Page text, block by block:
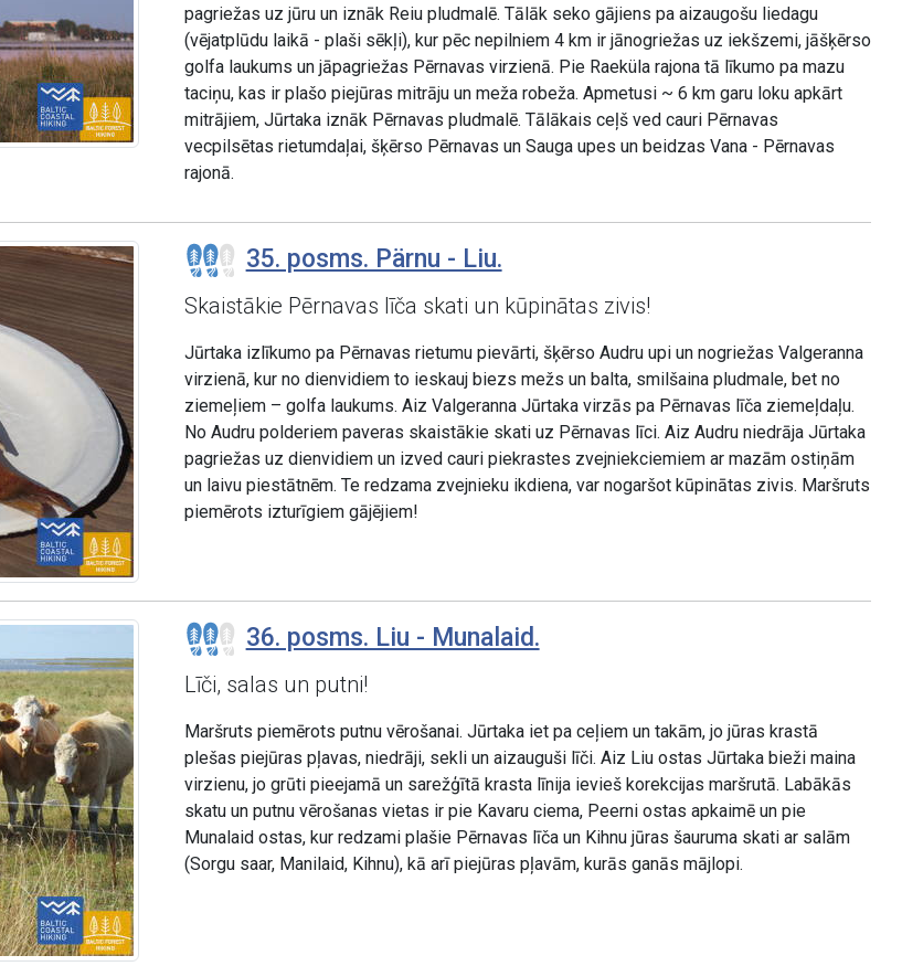
pagriežas uz jūru un iznāk Reiu pludmalē. Tālāk seko gājiens pa aizaugošu liedagu
(vējatplūdu laikā - plaši sēkļi), kur pēc nepilniem 4 km ir jānogriežas uz iekšzemi, jāšķērso
golfa laukums un jāpagriežas Pērnavas virzienā. Pie Raeküla rajona tā līkumo pa mazu
taciņu, kas ir plašo piejūras mitrāju un meža robeža. Apmetusi ~ 6 km garu loku apkārt
mitrājiem, Jūrtaka iznāk Pērnavas pludmalē. Tālākais ceļš ved cauri Pērnavas
vecpilsētas rietumdaļai, šķērso Pērnavas un Sauga upes un beidzas Vana - Pērnavas
rajonā.
35. posms. Pärnu - Liu.
Skaistākie Pērnavas līča skati un kūpinātas zivis!
Jūrtaka izlīkumo pa Pērnavas rietumu pievārti, šķērso Audru upi un nogriežas Valgeranna
virzienā, kur no dienvidiem to ieskauj biezs mežs un balta, smilšaina pludmale, bet no
ziemeļiem – golfa laukums. Aiz Valgeranna Jūrtaka virzās pa Pērnavas līča ziemeļdaļu.
No Audru polderiem paveras skaistākie skati uz Pērnavas līci. Aiz Audru niedrāja Jūrtaka
pagriežas uz dienvidiem un izved cauri piekrastes zvejniekciemiem ar mazām ostiņām
un laivu piestātnēm. Te redzama zvejnieku ikdiena, var nogaršot kūpinātas zivis. Maršruts
piemērots izturīgiem gājējiem!
36. posms. Liu - Munalaid.
Līči, salas un putni!
Maršruts piemērots putnu vērošanai. Jūrtaka iet pa ceļiem un takām, jo jūras krastā
plešas piejūras pļavas, niedrāji, sekli un aizauguši līči. Aiz Liu ostas Jūrtaka bieži maina
virzienu, jo grūti pieejamā un sarežģītā krasta līnija ievieš korekcijas maršrutā. Labākās
skatu un putnu vērošanas vietas ir pie Kavaru ciema, Peerni ostas apkaimē un pie
Munalaid ostas, kur redzami plašie Pērnavas līča un Kihnu jūras šauruma skati ar salām
(Sorgu saar, Manilaid, Kihnu), kā arī piejūras pļavām, kurās ganās mājlopi.